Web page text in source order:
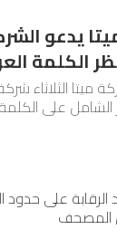
يدعو
الكلمة
الثلاثاء
على